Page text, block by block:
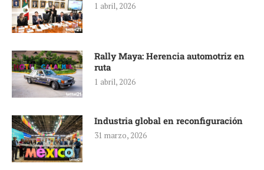
1 abril, 2026
Rally Maya: Herencia automotriz en
ruta
1 abril, 2026
Industria global en reconfiguración
31 marzo, 2026